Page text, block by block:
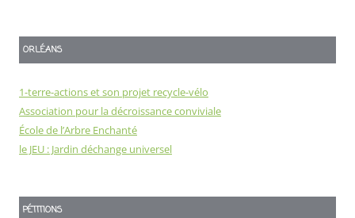
ORLÉANS
1-terre-actions et son projet recycle-vélo
Association pour la décroissance conviviale
École de l’Arbre Enchanté
le JEU : Jardin déchange universel
PÉTITIONS